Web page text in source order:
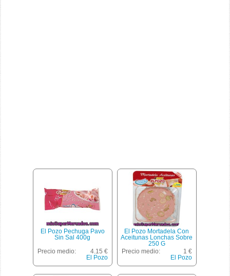
El Pozo Pechuga Pavo
Sin Sal 400g
Precio medio:
4.15 €
El Pozo
El Pozo Mortadela Con
Aceitunas Lonchas Sobre
250 G
Precio medio:
1 €
El Pozo